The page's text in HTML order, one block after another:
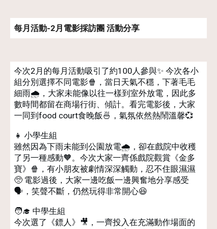
每月活動-2月電影採訪團 活動分享
今次2月的每月活動吸引了約100人參與✨ 今次各小
組分別選擇不同電影🍿，當日天氣不穩，下著毛毛
細雨🌧️，大家未能像以往一樣到室外放電，因此多
數時間都留在商場行街、傾計。看完電影後，大家
一同到food court食晚飯🍜，氣氛依然熱鬧溫馨💞
👧 小學生組
雖然因為下雨未能到公園放電🌧️，卻在戲院中收穫
了另一種感動🧡。今次大家一齊係戲院觀賞《金多
寶》🍿，有小朋友被劇情深深觸動，忍不住眼濕濕
🥺 電影過後，大家一邊吃飯一邊興奮地分享感受
🗣️，笑聲不斷，仍然玩得非常開心😆
🧑‍🎓 中學生組
今次選了《鏢人》🎥，一齊投入在充滿動作場面的